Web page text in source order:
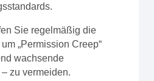
Sie regelmäßig die
„Permission Creep“
wachsende
zu vermeiden.